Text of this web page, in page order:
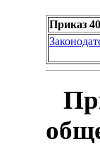
Приказ